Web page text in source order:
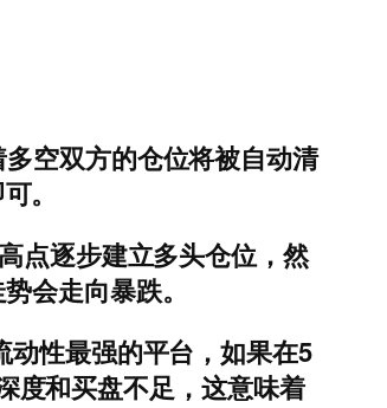
空双方的仓位将被自动清
。
点逐步建立多头仓位，然
会走向暴跌。
性最强的平台，如果在5
度和买盘不足，这意味着